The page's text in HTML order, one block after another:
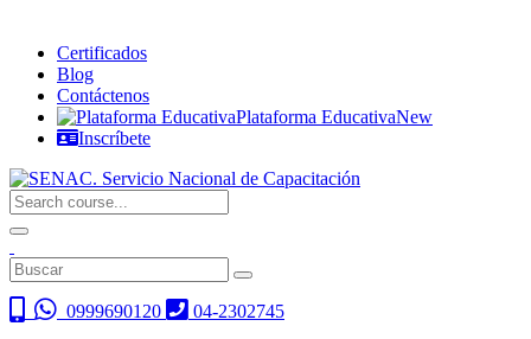
Certificados
Blog
Contáctenos
Plataforma EducativaNew
Inscríbete
0999690120
04-2302745